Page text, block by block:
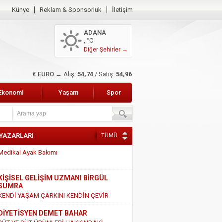
Künye Reklam & Sponsorluk İletişim
ADANA
, °C
Diğer Şehirler →
$ DOLAR → Alış: 47,49 / Satış: 47,68
Yaşam Spor
TÜMÜ
GELİŞİM UZMANI BİRGÜL
YAŞAM ÇARKINI KENDİN ÇEVİR
DEMET BAHAR
VE SÜT ÜRÜNLERİ HAKKINDAKİ